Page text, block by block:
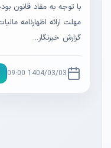
گزارش خبرنگار...
1404/03/03 09:00